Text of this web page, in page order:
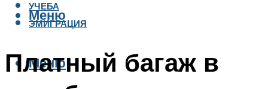
УЧЕБА
ЭМИГРАЦИЯ
Меню
Меню
Платный багаж в